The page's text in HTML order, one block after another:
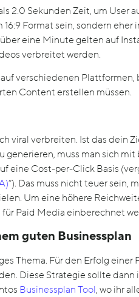
2.0 Sekunden Zeit, um User
Format sein, sondern
eine Minute gelten auf
verbreitet werden.
verschiedenen
Content erstellen müssen.
viral verbreiten. Ist das dein
generieren, muss man sich
eine Cost-per-Click Basis
“). Das muss nicht teuer sein,
Um eine höhere
Paid Media einberechnet
guten Businessplan
Thema. Für den Erfolg einer
Diese Strategie sollte
Businessplan Tool, wo ihr